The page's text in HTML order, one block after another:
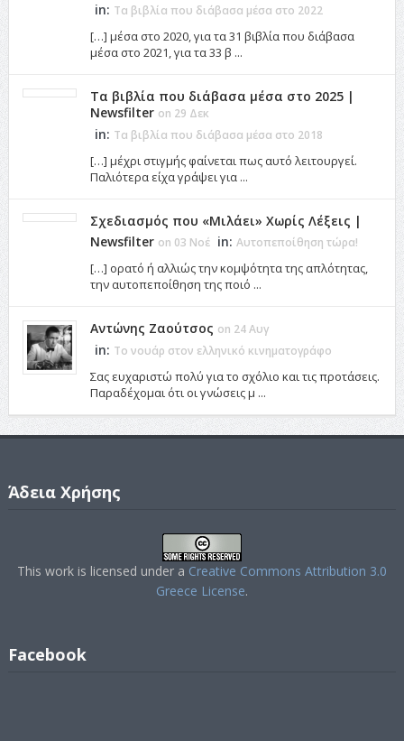
in: Τα βιβλία που διάβασα μέσα στο 2022
[…] μέσα στο 2020, για τα 31 βιβλία που διάβασα
μέσα στο 2021, για τα 33 β ...
Τα βιβλία που διάβασα μέσα στο 2025 |
Newsfilter on 29 Δεκ
in: Τα βιβλία που διάβασα μέσα στο 2018
[…] μέχρι στιγμής φαίνεται πως αυτό λειτουργεί.
Παλιότερα είχα γράψει για ...
Σχεδιασμός που «Μιλάει» Χωρίς Λέξεις |
Newsfilter on 03 Νοέ in: Αυτοπεποίθηση τώρα!
[…] ορατό ή αλλιώς την κομψότητα της απλότητας,
την αυτοπεποίθηση της ποιό ...
Αντώνης Ζαούτσος on 24 Αυγ
in: Το νουάρ στον ελληνικό κινηματογράφο
Σας ευχαριστώ πολύ για το σχόλιο και τις προτάσεις.
Παραδέχομαι ότι οι γνώσεις μ ...
Άδεια Χρήσης
This work is licensed under a Creative Commons Attribution 3.0
Greece License.
Facebook